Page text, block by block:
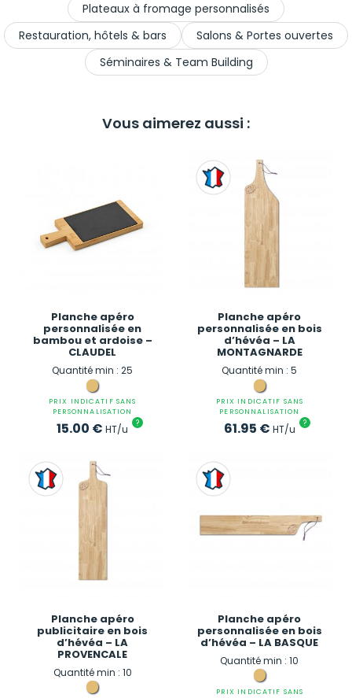
Plateaux à fromage personnalisés
Restauration, hôtels & bars
Salons & Portes ouvertes
Séminaires & Team Building
Vous aimerez aussi :
Planche apéro
personnalisée en
bambou et ardoise –
CLAUDEL
Quantité min : 25
PRIX INDICATIF SANS
PERSONNALISATION
15.00 € HT/u ?
Planche apéro
personnalisée en bois
d’hévéa – LA
MONTAGNARDE
Quantité min : 5
PRIX INDICATIF SANS
PERSONNALISATION
61.95 € HT/u ?
Planche apéro
publicitaire en bois
d’hévéa – LA
PROVENCALE
Quantité min : 10
Planche apéro
personnalisée en bois
d’hévéa – LA BASQUE
Quantité min : 10
PRIX INDICATIF SANS